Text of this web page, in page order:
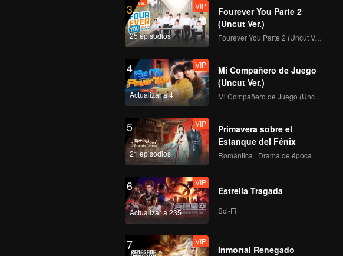
3
25 episodios
VIP
Fourever You Parte 2
(Uncut Ver.)
Fourever You Parte 2 (Uncut Ver.)
4
Actualizar a 4
VIP
Mi Compañero de Juego
(Uncut Ver.)
Mi Compañero de Juego (Uncut Ver.)
5
21 episodios
VIP
Primavera sobre el
Estanque del Fénix
Romántica · Drama de época
6
Actualizar a 235
VIP
Estrella Tragada
Sci-Fi
7 VIP
Inmortal Renegado